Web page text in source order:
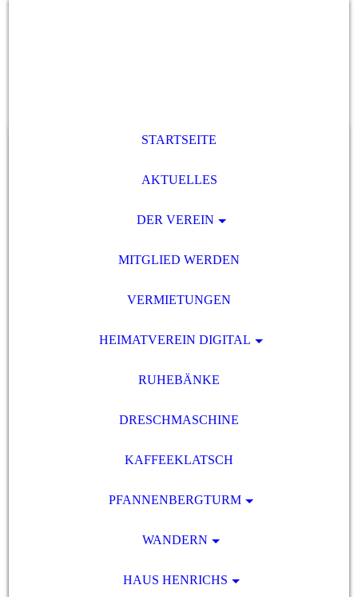
STARTSEITE
AKTUELLES
DER VEREIN
MITGLIED WERDEN
VERMIETUNGEN
HEIMATVEREIN DIGITAL
RUHEBÄNKE
DRESCHMASCHINE
KAFFEEKLATSCH
PFANNENBERGTURM
WANDERN
HAUS HENRICHS